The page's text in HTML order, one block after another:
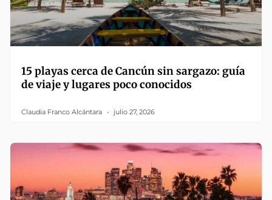
15 playas cerca de Cancún sin sargazo: guía
de viaje y lugares poco conocidos
Claudia Franco Alcántara julio 27, 2026